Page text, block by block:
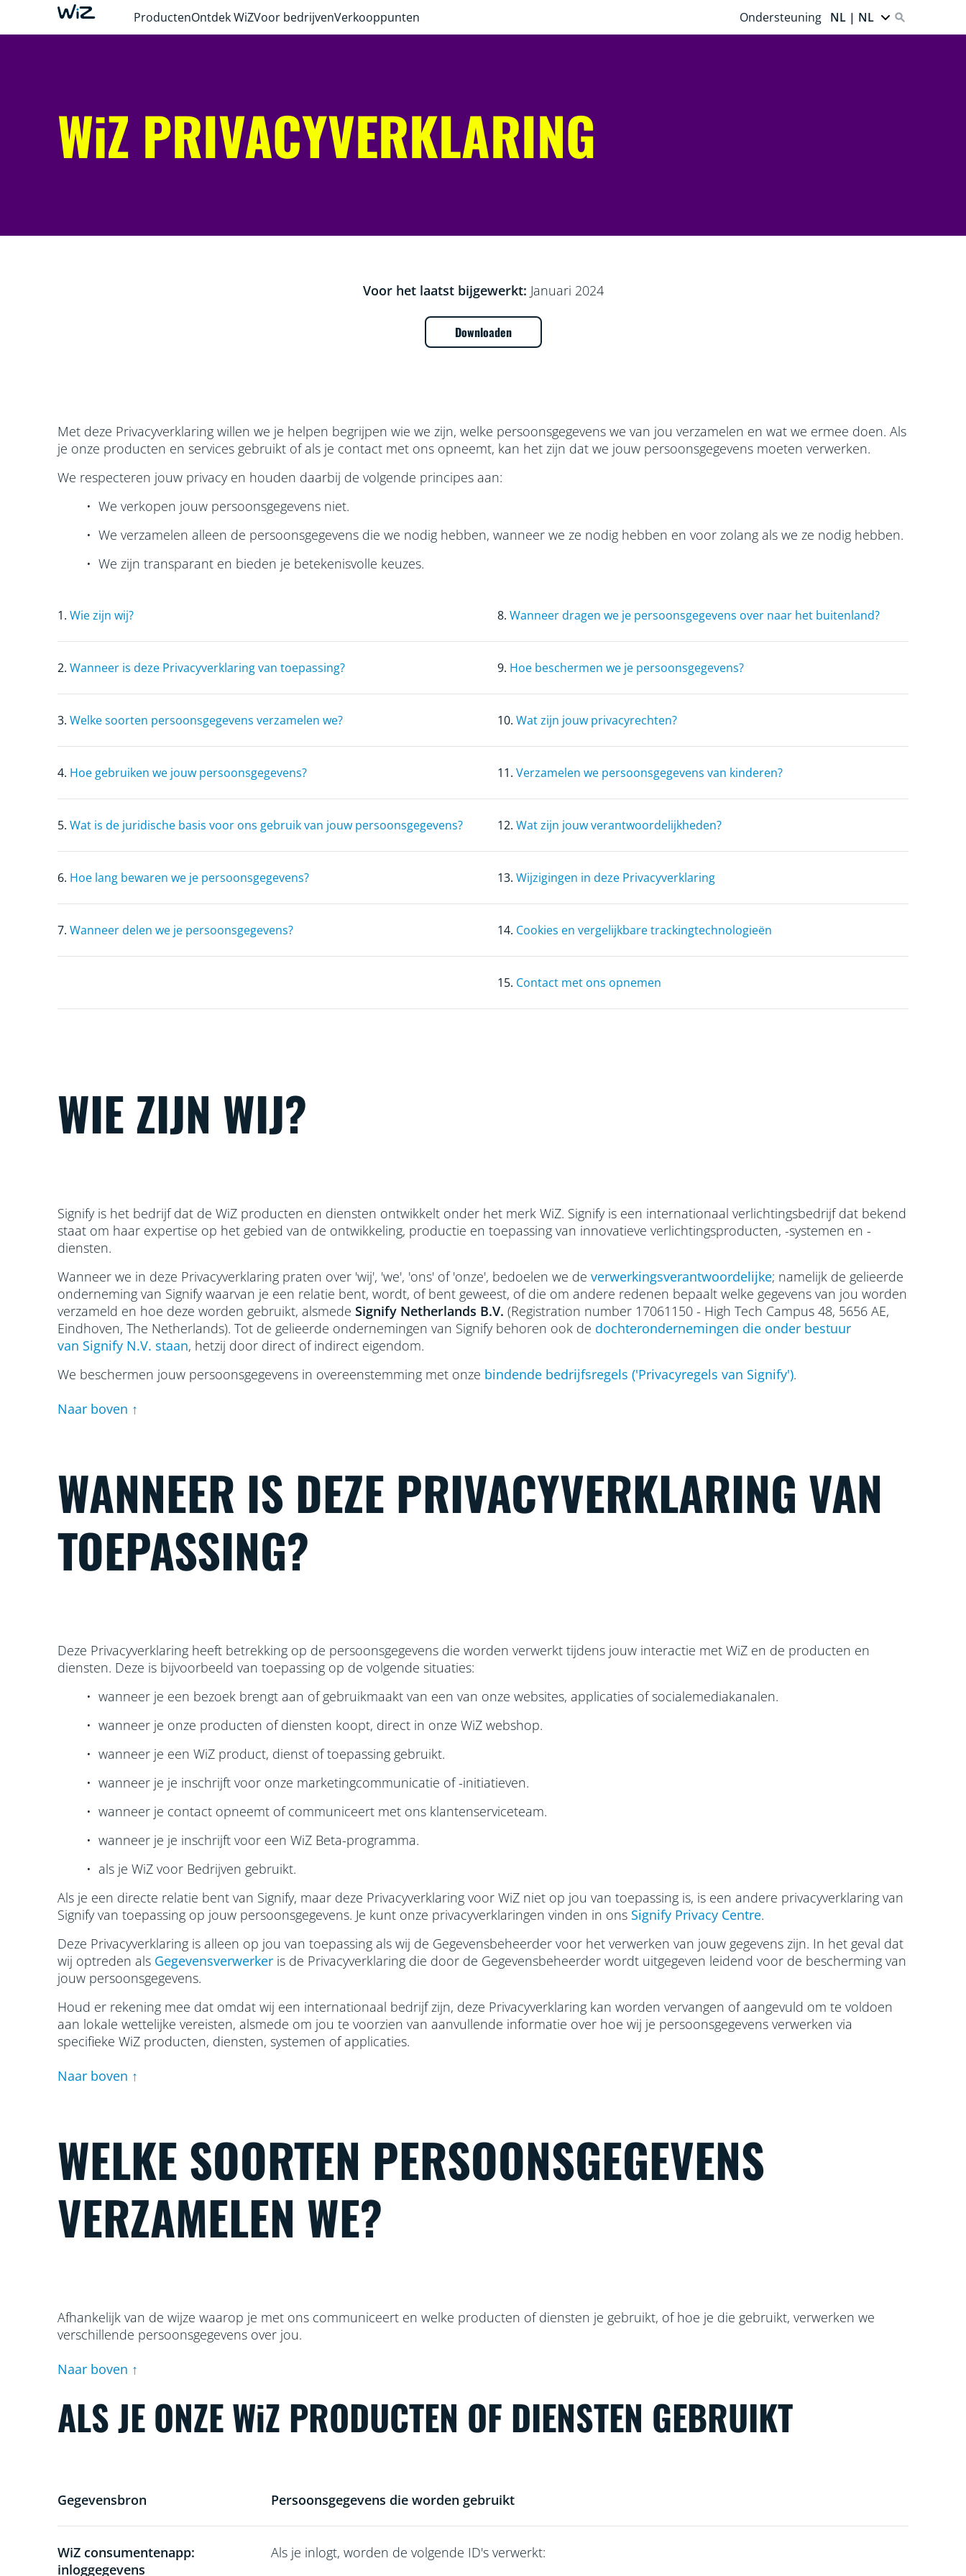
ProductenOntdek WiZVoor bedrijvenVerkooppunten Ondersteuning NL | NL
WiZ PRIVACYVERKLARING
Voor het laatst bijgewerkt: Januari 2024
Downloaden
Met deze Privacyverklaring willen we je helpen begrijpen wie we zijn, welke persoonsgegevens we van jou verzamelen en wat we ermee doen. Als
je onze producten en services gebruikt of als je contact met ons opneemt, kan het zijn dat we jouw persoonsgegevens moeten verwerken.
We respecteren jouw privacy en houden daarbij de volgende principes aan:
• We verkopen jouw persoonsgegevens niet.
• We verzamelen alleen de persoonsgegevens die we nodig hebben, wanneer we ze nodig hebben en voor zolang als we ze nodig hebben.
• We zijn transparant en bieden je betekenisvolle keuzes.
1. Wie zijn wij? 8. Wanneer dragen we je persoonsgegevens over naar het buitenland?
2. Wanneer is deze Privacyverklaring van toepassing? 9. Hoe beschermen we je persoonsgegevens?
3. Welke soorten persoonsgegevens verzamelen we? 10. Wat zijn jouw privacyrechten?
4. Hoe gebruiken we jouw persoonsgegevens? 11. Verzamelen we persoonsgegevens van kinderen?
5. Wat is de juridische basis voor ons gebruik van jouw persoonsgegevens? 12. Wat zijn jouw verantwoordelijkheden?
6. Hoe lang bewaren we je persoonsgegevens? 13. Wijzigingen in deze Privacyverklaring
7. Wanneer delen we je persoonsgegevens? 14. Cookies en vergelijkbare trackingtechnologieën
15. Contact met ons opnemen
WIE ZIJN WIJ?
Signify is het bedrijf dat de WiZ producten en diensten ontwikkelt onder het merk WiZ. Signify is een internationaal verlichtingsbedrijf dat bekend
staat om haar expertise op het gebied van de ontwikkeling, productie en toepassing van innovatieve verlichtingsproducten, -systemen en -
diensten.
Wanneer we in deze Privacyverklaring praten over 'wij', 'we', 'ons' of 'onze', bedoelen we de verwerkingsverantwoordelijke; namelijk de gelieerde
onderneming van Signify waarvan je een relatie bent, wordt, of bent geweest, of die om andere redenen bepaalt welke gegevens van jou worden
verzameld en hoe deze worden gebruikt, alsmede Signify Netherlands B.V. (Registration number 17061150 - High Tech Campus 48, 5656 AE,
Eindhoven, The Netherlands). Tot de gelieerde ondernemingen van Signify behoren ook de dochterondernemingen die onder bestuur
van Signify N.V. staan, hetzij door direct of indirect eigendom.
We beschermen jouw persoonsgegevens in overeenstemming met onze bindende bedrijfsregels ('Privacyregels van Signify').
Naar boven ↑
WANNEER IS DEZE PRIVACYVERKLARING VAN
TOEPASSING?
Deze Privacyverklaring heeft betrekking op de persoonsgegevens die worden verwerkt tijdens jouw interactie met WiZ en de producten en
diensten. Deze is bijvoorbeeld van toepassing op de volgende situaties:
• wanneer je een bezoek brengt aan of gebruikmaakt van een van onze websites, applicaties of socialemediakanalen.
• wanneer je onze producten of diensten koopt, direct in onze WiZ webshop.
• wanneer je een WiZ product, dienst of toepassing gebruikt.
• wanneer je je inschrijft voor onze marketingcommunicatie of -initiatieven.
• wanneer je contact opneemt of communiceert met ons klantenserviceteam.
• wanneer je je inschrijft voor een WiZ Beta-programma.
• als je WiZ voor Bedrijven gebruikt.
Als je een directe relatie bent van Signify, maar deze Privacyverklaring voor WiZ niet op jou van toepassing is, is een andere privacyverklaring van
Signify van toepassing op jouw persoonsgegevens. Je kunt onze privacyverklaringen vinden in ons Signify Privacy Centre.
Deze Privacyverklaring is alleen op jou van toepassing als wij de Gegevensbeheerder voor het verwerken van jouw gegevens zijn. In het geval dat
wij optreden als Gegevensverwerker is de Privacyverklaring die door de Gegevensbeheerder wordt uitgegeven leidend voor de bescherming van
jouw persoonsgegevens.
Houd er rekening mee dat omdat wij een internationaal bedrijf zijn, deze Privacyverklaring kan worden vervangen of aangevuld om te voldoen
aan lokale wettelijke vereisten, alsmede om jou te voorzien van aanvullende informatie over hoe wij je persoonsgegevens verwerken via
specifieke WiZ producten, diensten, systemen of applicaties.
Naar boven ↑
WELKE SOORTEN PERSOONSGEGEVENS
VERZAMELEN WE?
Afhankelijk van de wijze waarop je met ons communiceert en welke producten of diensten je gebruikt, of hoe je die gebruikt, verwerken we
verschillende persoonsgegevens over jou.
Naar boven ↑
ALS JE ONZE WiZ PRODUCTEN OF DIENSTEN GEBRUIKT
Gegevensbron Persoonsgegevens die worden gebruikt
WiZ consumentenapp:
inloggegevens
Als je inlogt, worden de volgende ID's verwerkt: